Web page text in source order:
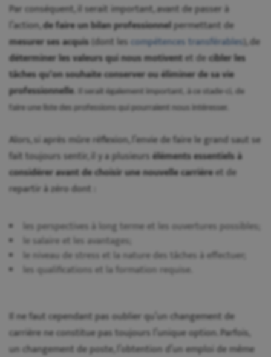
Par conséquent, il serait important, avant de passer à
l’action, de faire un bilan professionnelpermettant de
mesurer ses acquis(dont les compétences transférables), de
déterminer les valeurs qui nous motiventet decibler les
tâches qu’on souhaite conserver ou éliminer de sa vie
professionnelle.
Il serait également important, à ce stade-ci, de
faire une liste des professions qui pourraient nous intéresser.
Alors, si après mûre réflexion, l’envie de faire le grand saut se
fait toujours sentir, il y a plusieurséléments essentiels à
considérer avant de choisir une nouvelle carrièreet de
repartir à zéro dont :
les perspectives à long terme et les ouvertures possibles
le salaire et les avantages
le niveau de stress et la nature des tâches à effectuer
les qualifications et la formation requise
Il ne faut cependant pas oublier qu’un changement de
carrière ne constitue pas toujours l’unique option. Parfois,
un changement de poste, l’obtention d’un emploi de même